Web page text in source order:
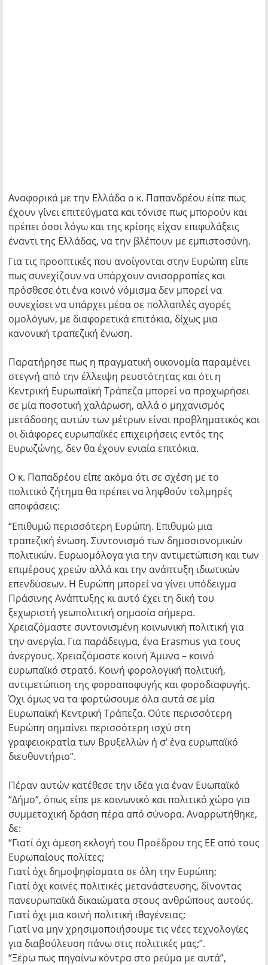
Αναφορικά με την Ελλάδα ο κ. Παπανδρέου είπε πως
έχουν γίνει επιτεύγματα και τόνισε πως μπορούν και
πρέπει όσοι λόγω και της κρίσης είχαν επιφυλάξεις
έναντι της Ελλάδας, να την βλέπουν με εμπιστοσύνη.
Για τις προοπτικές που ανοίγονται στην Ευρώπη είπε
πως συνεχίζουν να υπάρχουν ανισορροπίες και
πρόσθεσε ότι ένα κοινό νόμισμα δεν μπορεί να
συνεχίσει να υπάρχει μέσα σε πολλαπλές αγορές
ομολόγων, με διαφορετικά επιτόκια, δίχως μια
κανονική τραπεζική ένωση.
Παρατήρησε πως η πραγματική οικονομία παραμένει
στεγνή από την έλλειψη ρευστότητας και ότι η
Κεντρική Ευρωπαϊκή Τράπεζα μπορεί να προχωρήσει
σε μία ποσοτική χαλάρωση, αλλά ο μηχανισμός
μετάδοσης αυτών των μέτρων είναι προβληματικός και
οι διάφορες ευρωπαϊκές επιχειρήσεις εντός της
Ευρωζώνης, δεν θα έχουν ενιαία επιτόκια.
Ο κ. Παπαδρέου είπε ακόμα ότι σε σχέση με το
πολιτικό ζήτημα θα πρέπει να ληφθούν τολμηρές
αποφάσεις:
“Επιθυμώ περισσότερη Ευρώπη. Επιθυμώ μια
τραπεζική ένωση. Συντονισμό των δημοσιονομικών
πολιτικών. Ευρωομόλογα για την αντιμετώπιση και των
επιμέρους χρεών αλλά και την ανάπτυξη ιδιωτικών
επενδύσεων. Η Ευρώπη μπορεί να γίνει υπόδειγμα
Πράσινης Ανάπτυξης κι αυτό έχει τη δική του
ξεχωριστή γεωπολιτική σημασία σήμερα.
Χρειαζόμαστε συντονισμένη κοινωνική πολιτική για
την ανεργία. Για παράδειγμα, ένα Erasmus για τους
άνεργους. Χρειαζόμαστε κοινή Άμυνα – κοινό
ευρωπαϊκό στρατό. Κοινή φορολογική πολιτική,
αντιμετώπιση της φοροαποφυγής και φοροδιαφυγής.
Όχι όμως να τα φορτώσουμε όλα αυτά σε μία
Ευρωπαϊκή Κεντρική Τράπεζα. Ούτε περισσότερη
Ευρώπη σημαίνει περισσότερη ισχύ στη
γραφειοκρατία των Βρυξελλών ή σ’ ένα ευρωπαϊκό
διευθυντήριο”.
Πέραν αυτών κατέθεσε την ιδέα για έναν Ευωπαϊκό
“Δήμο”, όπως είπε με κοινωνικό και πολιτικό χώρο για
συμμετοχική δράση πέρα από σύνορα. Αναρρωτήθηκε,
δε:
“Γιατί όχι άμεση εκλογή του Προέδρου της ΕΕ από τους
Ευρωπαίους πολίτες;
Γιατί όχι δημοψηφίσματα σε όλη την Ευρώπη;
Γιατί όχι κοινές πολιτικές μετανάστευσης, δίνοντας
πανευρωπαϊκά δικαιώματα στους ανθρώπους αυτούς.
Γιατί όχι μια κοινή πολιτική ιθαγένειας;
Γιατί να μην χρησιμοποιήσουμε τις νέες τεχνολογίες
για διαβούλευση πάνω στις πολιτικές μας;”.
“Ξέρω πως πηγαίνω κόντρα στο ρεύμα με αυτά”,